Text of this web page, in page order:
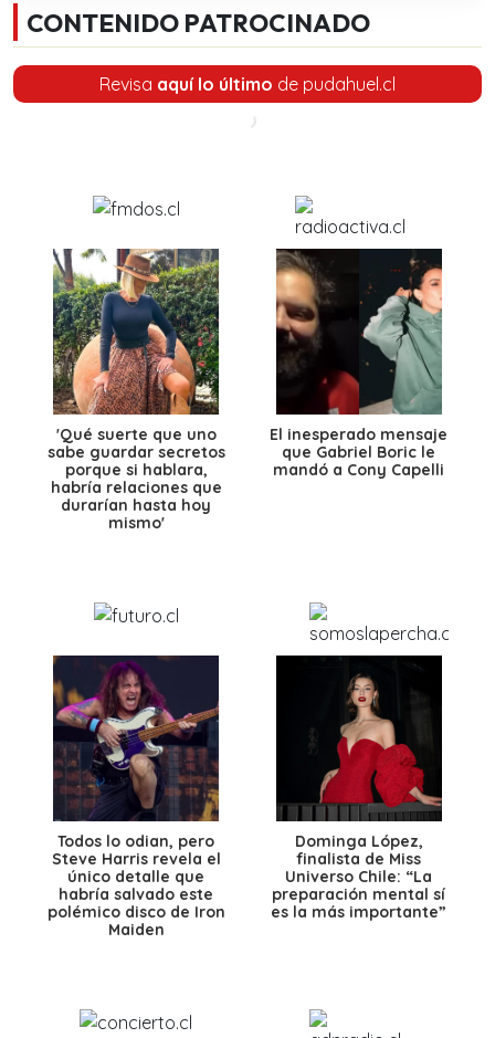
CONTENIDO PATROCINADO
Revisa aquí lo último de pudahuel.cl
'Qué suerte que uno
sabe guardar secretos
porque si hablara,
habría relaciones que
durarían hasta hoy
mismo'
El inesperado mensaje
que Gabriel Boric le
mandó a Cony Capelli
Todos lo odian, pero
Steve Harris revela el
único detalle que
habría salvado este
polémico disco de Iron
Maiden
Dominga López,
finalista de Miss
Universo Chile: “La
preparación mental sí
es la más importante”